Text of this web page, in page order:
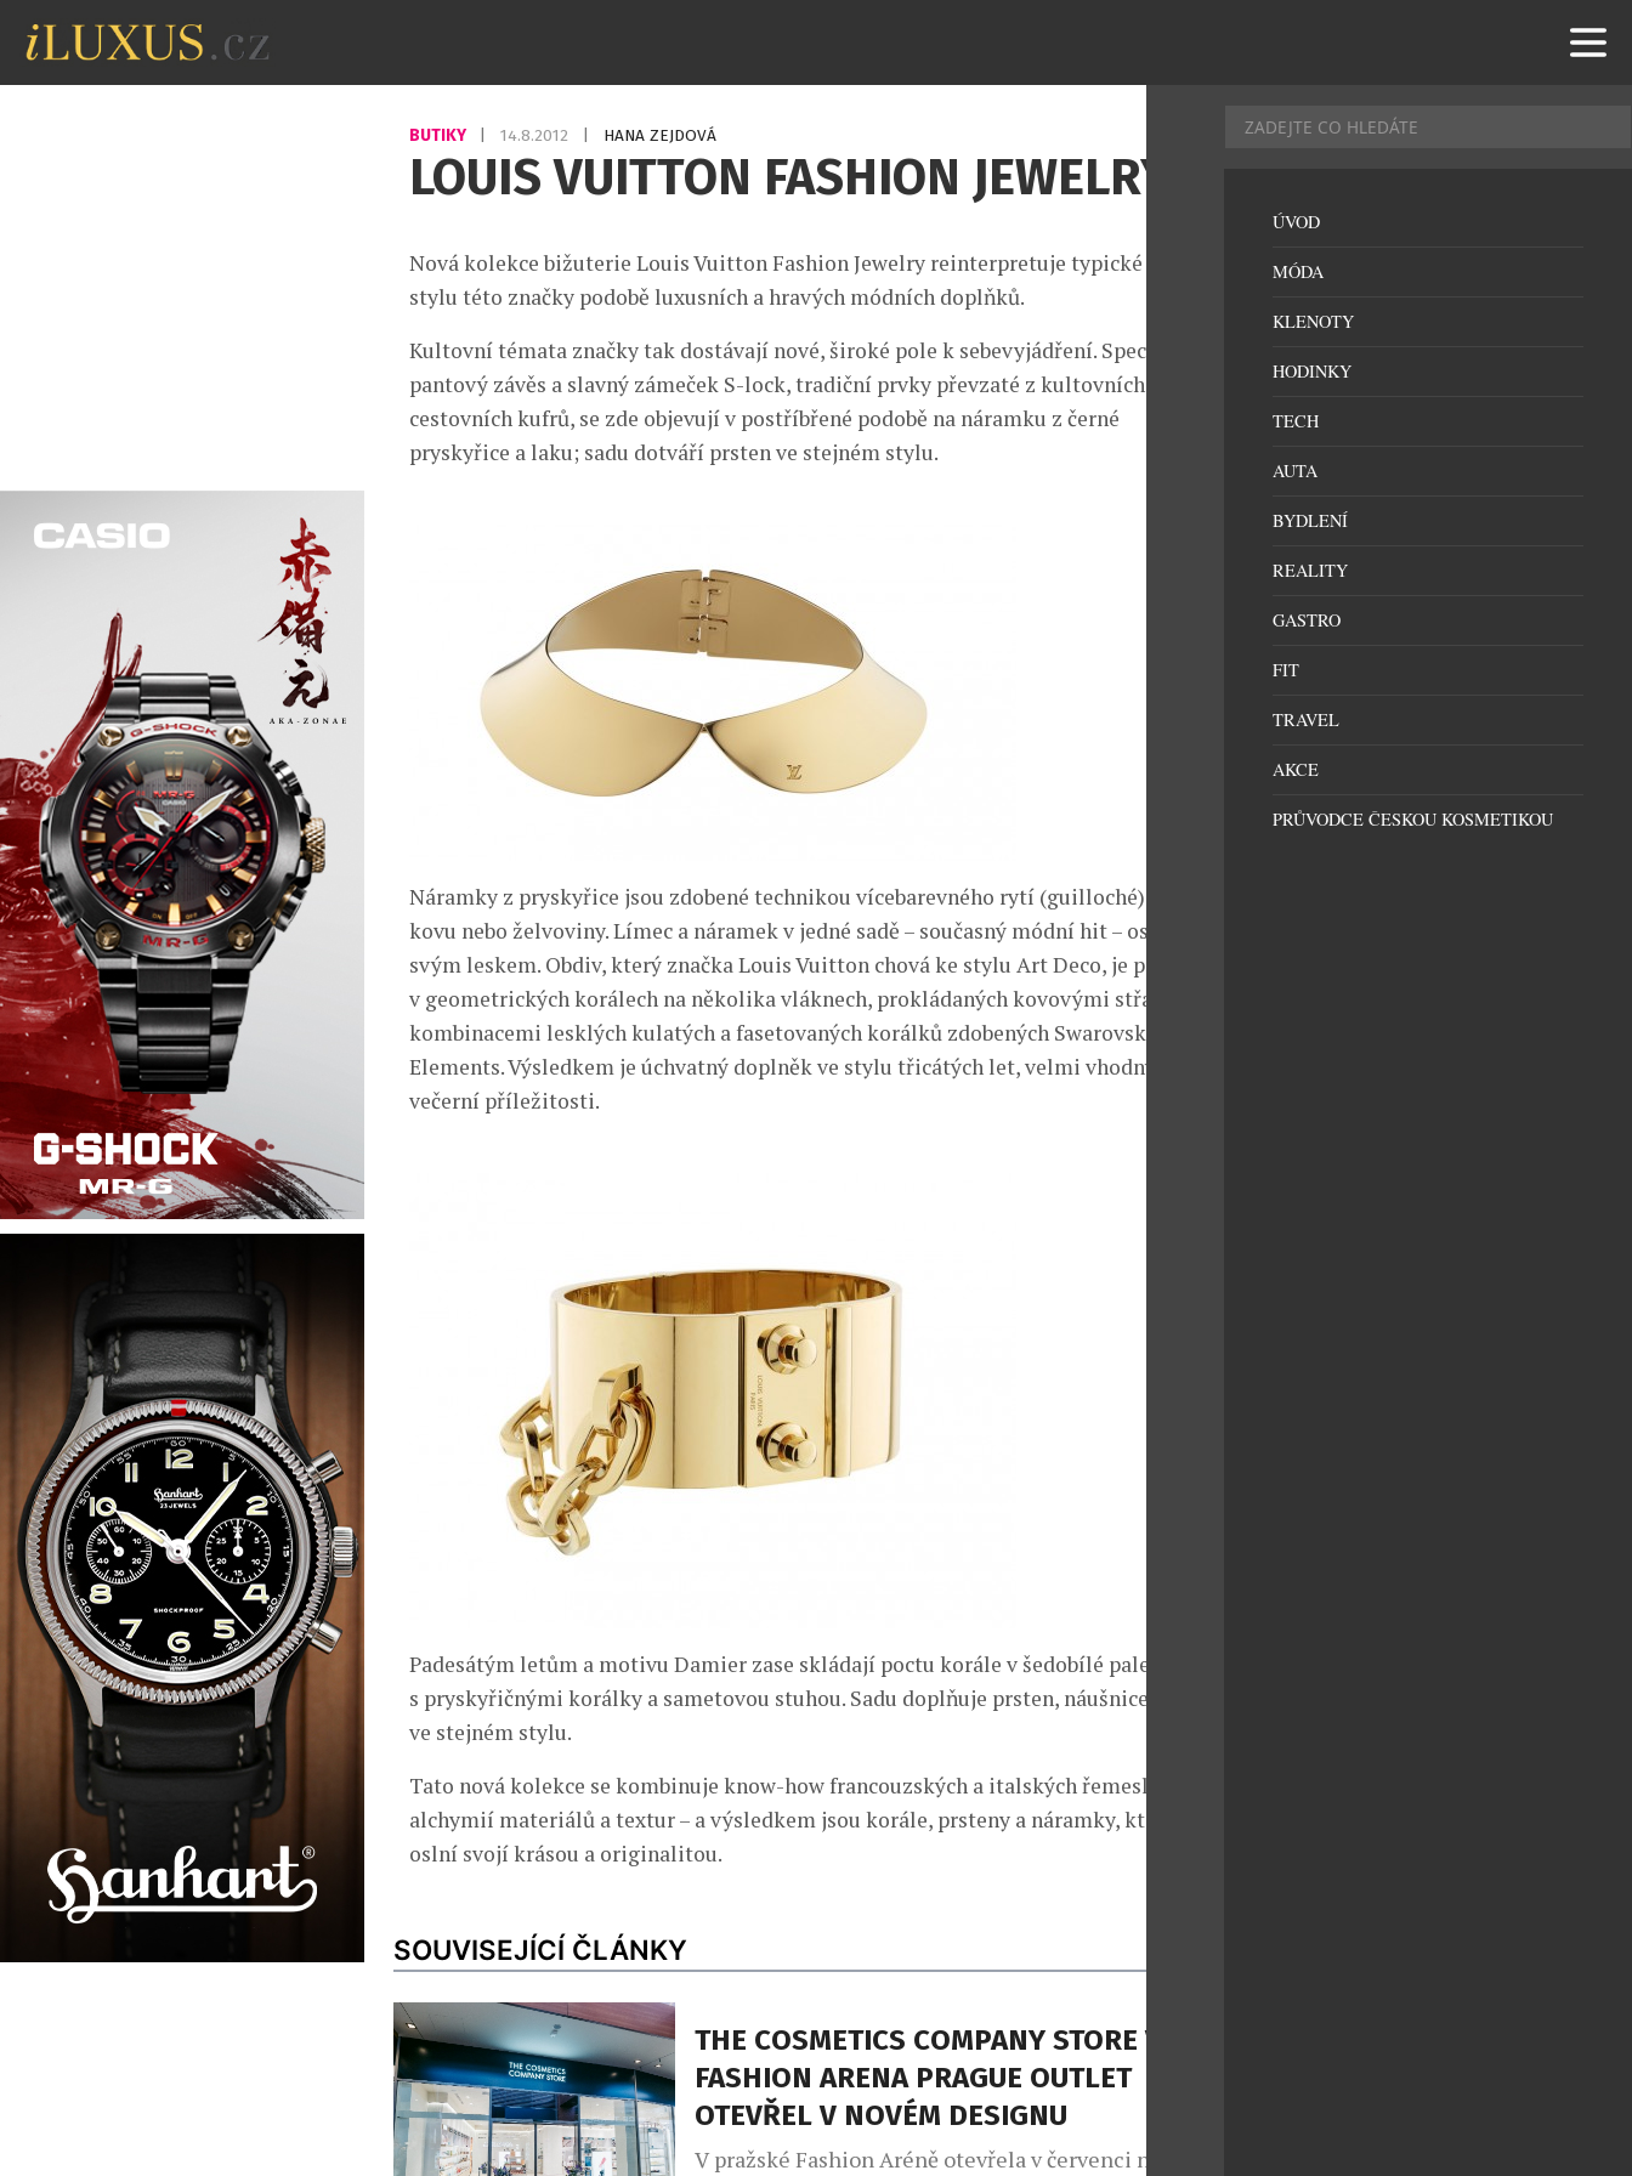
BUTIKY 14.8.2012 HANA ZEJDOVÁ
LOUIS VUITTON FASHION JEWELRY
Nová kolekce bižuterie Louis Vuitton Fashion Jewelry reinterpretuje typické prvky
stylu této značky podobě luxusních a hravých módních doplňků.
Kultovní témata značky tak dostávají nové, široké pole k sebevyjádření. Speciální
pantový závěs a slavný zámeček S-lock, tradiční prvky převzaté z kultovních
cestovních kufrů, se zde objevují v postříbřené podobě na náramku z černé
pryskyřice a laku; sadu dotváří prsten ve stejném stylu.
Náramky z pryskyřice jsou zdobené technikou vícebarevného rytí (guilloché) do
kovu nebo želvoviny. Límec a náramek v jedné sadě – současný módní hit – oslňují
svým leskem. Obdiv, který značka Louis Vuitton chová ke stylu Art Deco, je patrný
v geometrických korálech na několika vláknech, prokládaných kovovými střapci a
kombinacemi lesklých kulatých a fasetovaných korálků zdobených Swarovski
Elements. Výsledkem je úchvatný doplněk ve stylu třicátých let, velmi vhodný i na
večerní příležitosti.
Padesátým letům a motivu Damier zase skládají poctu korále v šedobílé paletě,
s pryskyřičnými korálky a sametovou stuhou. Sadu doplňuje prsten, náušnice a brož
ve stejném stylu.
Tato nová kolekce se kombinuje know-how francouzských a italských řemeslníků s
alchymií materiálů a textur – a výsledkem jsou korále, prsteny a náramky, které
oslní svojí krásou a originalitou.
SOUVISEJÍCÍ ČLÁNKY
THE COSMETICS COMPANY STORE VE
FASHION ARENA PRAGUE OUTLET
OTEVŘEL V NOVÉM DESIGNU
V pražské Fashion Aréně otevřela v červenci nově
ÚVOD
MÓDA
KLENOTY
HODINKY
TECH
AUTA
BYDLENÍ
REALITY
GASTRO
FIT
TRAVEL
AKCE
PRŮVODCE ČESKOU KOSMETIKOU